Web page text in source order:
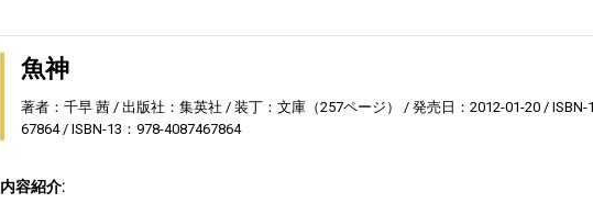
魚神
著者：千早 茜 出版社：集英社 装丁：文庫（257ページ） 発売日：2012-01-20
ISBN-
67864
ISBN-13：978-4087467864
内容紹介: